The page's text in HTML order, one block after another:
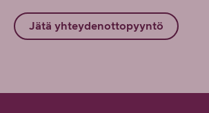
Jätä yhteydenottopyyntö